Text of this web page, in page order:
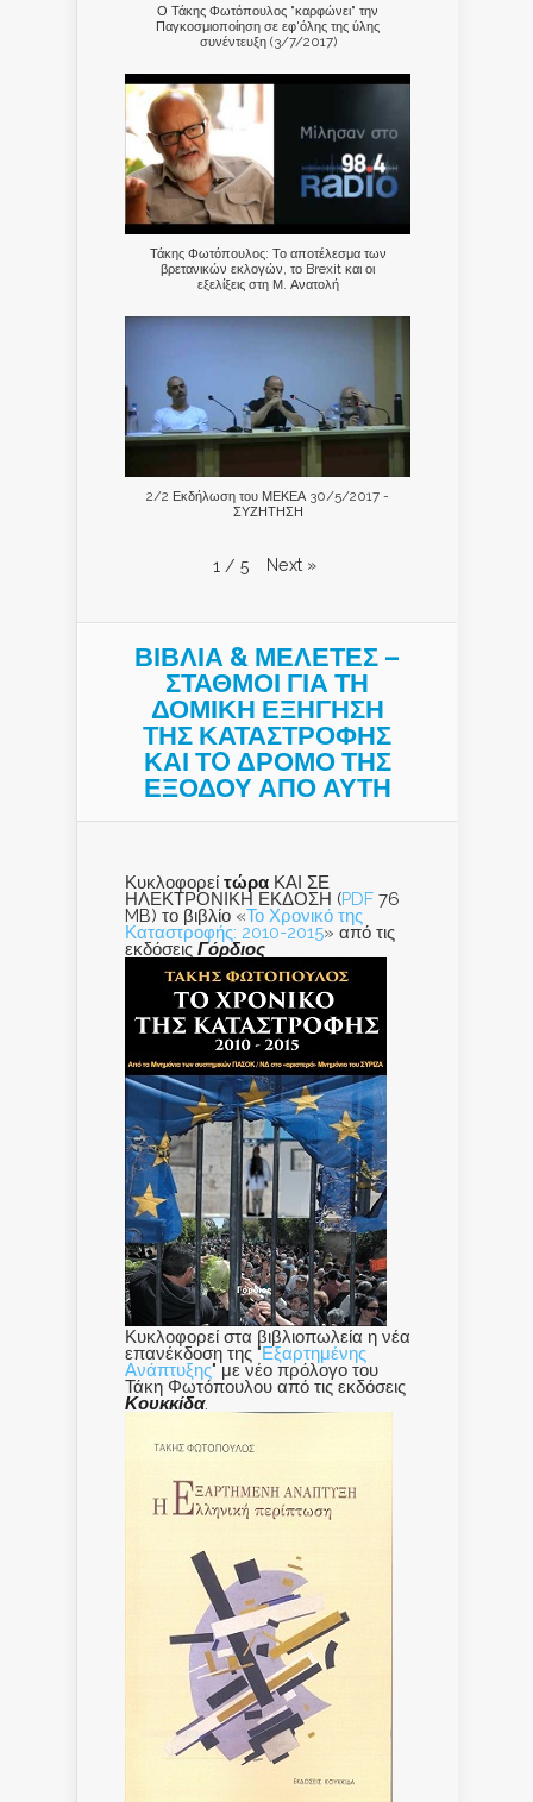
Ο Τάκης Φωτόπουλος "καρφώνει" την
Παγκοσμιοποίηση σε εφ'όλης της ύλης
συνέντευξη (3/7/2017)
Τάκης Φωτόπουλος: Το αποτέλεσμα των
βρετανικών εκλογών, το Brexit και οι
εξελίξεις στη Μ. Ανατολή
2/2 Εκδήλωση του ΜΕΚΕΑ 30/5/2017 -
ΣΥΖΗΤΗΣΗ
1 / 5 Next »
ΒΙΒΛΙΑ & ΜΕΛΕΤΕΣ –
ΣΤΑΘΜΟΙ ΓΙΑ ΤΗ
ΔΟΜΙΚΗ ΕΞΗΓΗΣΗ
ΤΗΣ ΚΑΤΑΣΤΡΟΦΗΣ
ΚΑΙ ΤO ΔΡΟΜΟ ΤΗΣ
ΕΞΟΔΟΥ ΑΠΟ ΑΥΤΗ
Κυκλοφορεί τώρα ΚΑΙ ΣΕ
ΗΛΕΚΤΡΟΝΙΚΗ ΕΚΔΟΣΗ (PDF 76
MB) το βιβλίο «Το Χρονικό της
Καταστροφής: 2010-2015» από τις
εκδόσεις Γόρδιος
Κυκλοφορεί στα βιβλιοπωλεία η νέα
επανέκδοση της "Εξαρτημένης
Ανάπτυξης" με νέο πρόλογο του
Τάκη Φωτόπουλου από τις εκδόσεις
Κουκκίδα.